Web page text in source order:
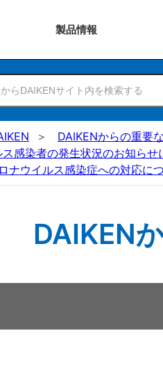
製品情報
DAIKENからの重要
感染者の発生状況のお知らせ
ナウイルス感染症への対応に
DAIKEN